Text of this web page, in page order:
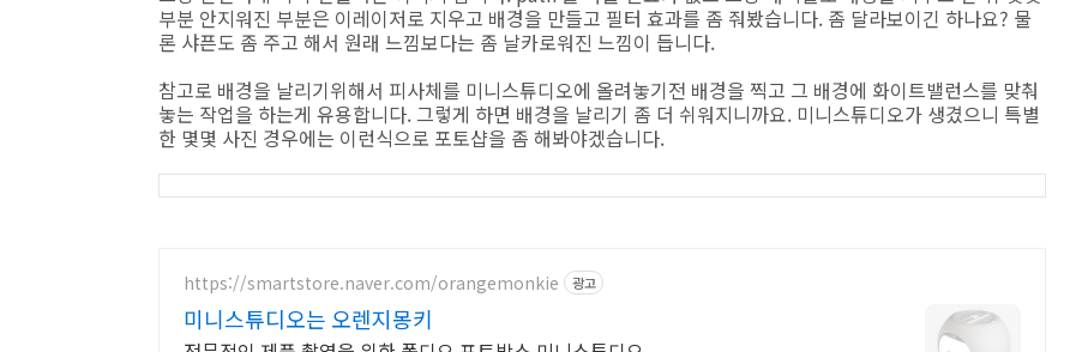
부분 안지워진 부분은 이레이저로 지우고 배경을 만들고 필터 효과를 좀 줘봤습니다. 좀 달라보이긴 하나요? 물
론 샤픈도 좀 주고 해서 원래 느낌보다는 좀 날카로워진 느낌이 듭니다.
참고로 배경을 날리기위해서 피사체를 미니스튜디오에 올려놓기전 배경을 찍고 그 배경에 화이트밸런스를 맞춰
놓는 작업을 하는게 유용합니다. 그렇게 하면 배경을 날리기 좀 더 쉬워지니까요. 미니스튜디오가 생겼으니 특별
한 몇몇 사진 경우에는 이런식으로 포토샵을 좀 해봐야겠습니다.
https://smartstore.naver.com/orangemonkie 광고
미니스튜디오는 오렌지몽키